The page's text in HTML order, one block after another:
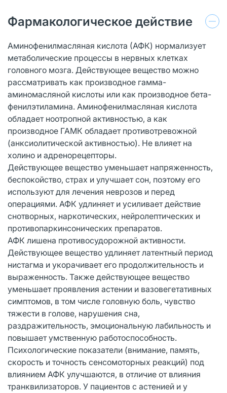
Фармакологическое действие
Аминофенилмасляная кислота (АФК) нормализует
метаболические процессы в нервных клетках
головного мозга. Действующее вещество можно
рассматривать как производное гамма-
аминомасляной кислоты или как производное бета-
фенилэтиламина. Аминофенилмасляная кислота
обладает ноотропной активностью, а как
производное ГАМК обладает противотревожной
(анксиолитической активностью). Не влияет на
холино и адренорецепторы.
Действующее вещество уменьшает напряженность,
беспокойство, страх и улучшает сон, поэтому его
используют для лечения неврозов и перед
операциями. АФК удлиняет и усиливает действие
снотворных, наркотических, нейролептических и
противопаркинсонических препаратов.
АФК лишена противосудорожной активности.
Действующее вещество удлиняет латентный период
нистагма и укорачивает его продолжительность и
выраженность. Также действующее вещество
уменьшает проявления астении и вазовегетативных
симптомов, в том числе головную боль, чувство
тяжести в голове, нарушения сна,
раздражительность, эмоциональную лабильность и
повышает умственную работоспособность.
Психологические показатели (внимание, память,
скорость и точность сенсомоторных реакций) под
влиянием АФК улучшаются, в отличие от влияния
транквилизаторов. У пациентов с астенией и у